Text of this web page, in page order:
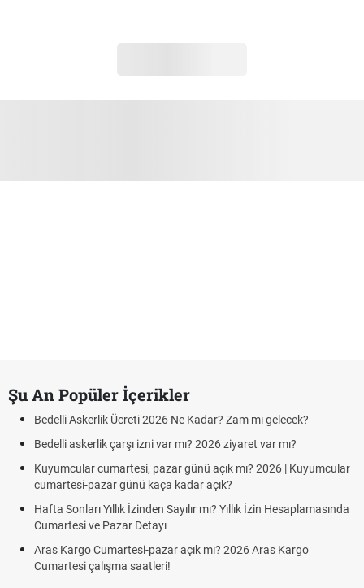
Şu An Popüler İçerikler
Bedelli Askerlik Ücreti 2026 Ne Kadar? Zam mı gelecek?
Bedelli askerlik çarşı izni var mı? 2026 ziyaret var mı?
Kuyumcular cumartesi, pazar günü açık mı? 2026 | Kuyumcular
cumartesi-pazar günü kaça kadar açık?
Hafta Sonları Yıllık İzinden Sayılır mı? Yıllık İzin Hesaplamasında
Cumartesi ve Pazar Detayı
Aras Kargo Cumartesi-pazar açık mı? 2026 Aras Kargo
Cumartesi çalışma saatleri!